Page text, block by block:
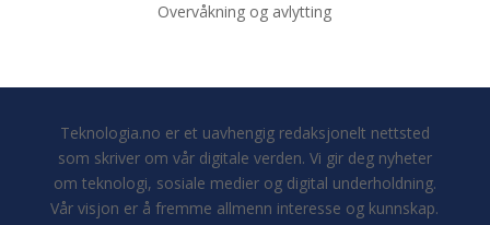
Overvåkning og avlytting
Teknologia.no er et uavhengig redaksjonelt nettsted
som skriver om vår digitale verden. Vi gir deg nyheter
om teknologi, sosiale medier og digital underholdning.
Vår visjon er å fremme allmenn interesse og kunnskap.